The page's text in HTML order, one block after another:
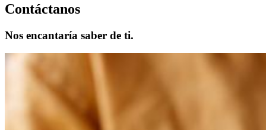
Contáctanos
Nos encantaría saber de ti.